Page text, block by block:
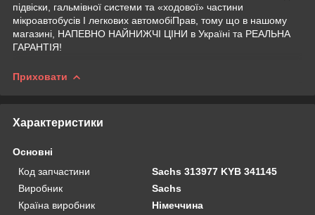
підвіски, гальмівної системи та «ходової» частини
мікроавтобусів І легкових автомобіПрав, тому що в нашому
магазині, НАПЕВНО НАЙНИЖЧІ ЦІНИ в Україні та РЕАЛЬНА
ГАРАНТІЯ!
Приховати
Характеристики
Основні
Код запчастини
Sachs 313977 KYB 341145
Виробник
Sachs
Країна виробник
Німеччина